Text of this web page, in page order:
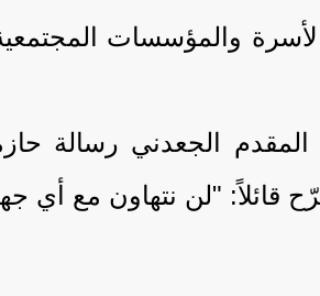
والمؤسسات
الجعدني رسالة
قائلاً: "لن نتهاون مع أي